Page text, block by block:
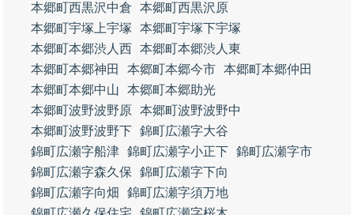
本郷町西黒沢中倉
本郷町西黒沢原
本郷町宇塚上宇塚
本郷町宇塚下宇塚
本郷町本郷渋人西 本郷町本郷渋人東
本郷町本郷神田
本郷町本郷今市 本郷町本郷仲田
本郷町本郷中山
本郷町本郷助光
本郷町波野波野原 本郷町波野波野中
本郷町波野波野下 錦町広瀬字大谷
錦町広瀬字船津 錦町広瀬字小正下 錦町広瀬字市
錦町広瀬字森久保
錦町広瀬字下向
錦町広瀬字向畑
錦町広瀬字須万地